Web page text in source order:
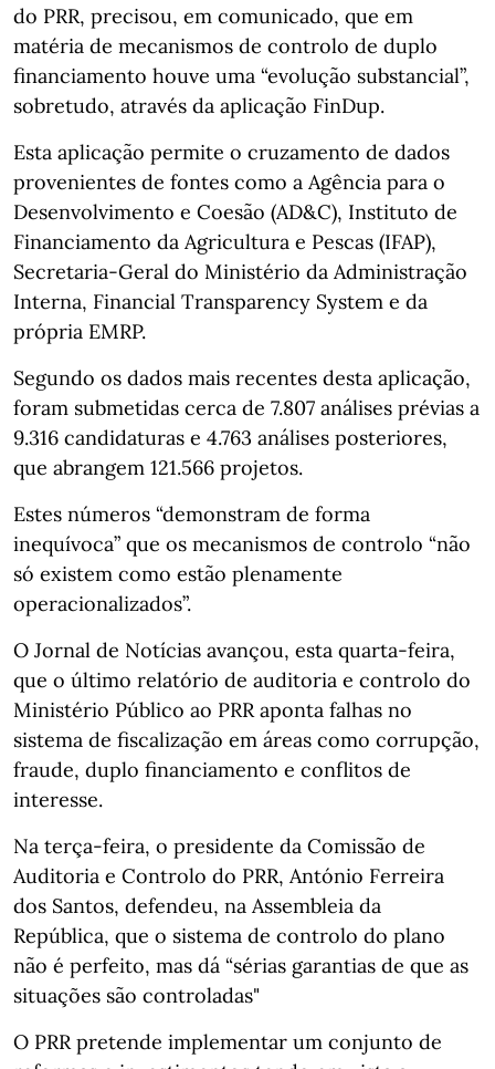
do PRR, precisou, em comunicado, que em
matéria de mecanismos de controlo de duplo
financiamento houve uma “evolução substancial”,
sobretudo, através da aplicação FinDup.
Esta aplicação permite o cruzamento de dados
provenientes de fontes como a Agência para o
Desenvolvimento e Coesão (AD&C), Instituto de
Financiamento da Agricultura e Pescas (IFAP),
Secretaria-Geral do Ministério da Administração
Interna, Financial Transparency System e da
própria EMRP.
Segundo os dados mais recentes desta aplicação,
foram submetidas cerca de 7.807 análises prévias a
9.316 candidaturas e 4.763 análises posteriores,
que abrangem 121.566 projetos.
Estes números “demonstram de forma
inequívoca” que os mecanismos de controlo “não
só existem como estão plenamente
operacionalizados”.
O Jornal de Notícias avançou, esta quarta-feira,
que o último relatório de auditoria e controlo do
Ministério Público ao PRR aponta falhas no
sistema de fiscalização em áreas como corrupção,
fraude, duplo financiamento e conflitos de
interesse.
Na terça-feira, o presidente da Comissão de
Auditoria e Controlo do PRR, António Ferreira
dos Santos, defendeu, na Assembleia da
República, que o sistema de controlo do plano
não é perfeito, mas dá “sérias garantias de que as
situações são controladas"
O PRR pretende implementar um conjunto de